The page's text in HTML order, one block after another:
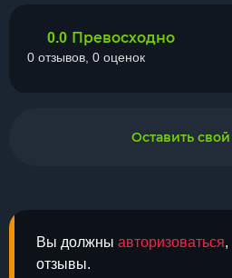
Вы должны авторизоваться,
отзывы.
0.0 Превосходно
0 отзывов, 0 оценок
Оставить